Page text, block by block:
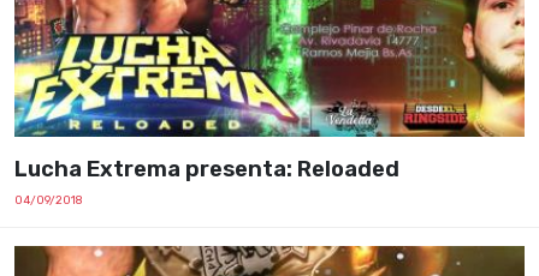
Lucha Extrema presenta: Reloaded
04/09/2018